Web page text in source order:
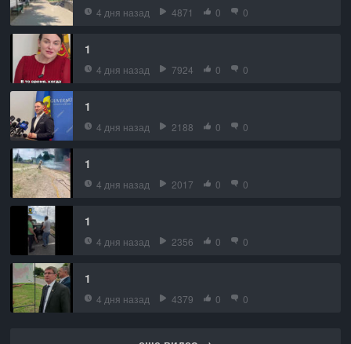
4 дня назад 4871 0 0
1
4 дня назад 7924 0 0
1
4 дня назад 2188 0 0
1
4 дня назад 2017 0 0
1
4 дня назад 2356 0 0
1
4 дня назад 4379 0 0